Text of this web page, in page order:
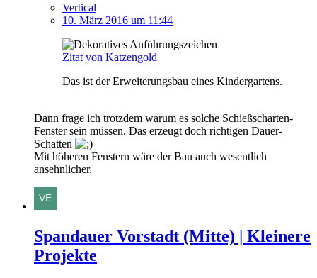
Vertical
10. März 2016 um 11:44
Zitat von Katzengold
Das ist der Erweiterungsbau eines Kindergartens.
Dann frage ich trotzdem warum es solche Schießscharten-
Fenster sein müssen. Das erzeugt doch richtigen Dauer-
Schatten
Mit höheren Fenstern wäre der Bau auch wesentlich
ansehnlicher.
Spandauer Vorstadt (Mitte) | Kleinere
Projekte